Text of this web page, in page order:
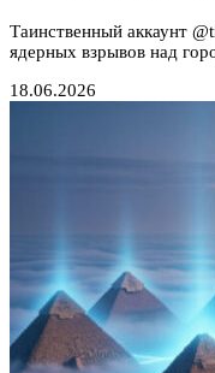
Таинственный аккаунт
ядерных взрывов над
18.06.2026